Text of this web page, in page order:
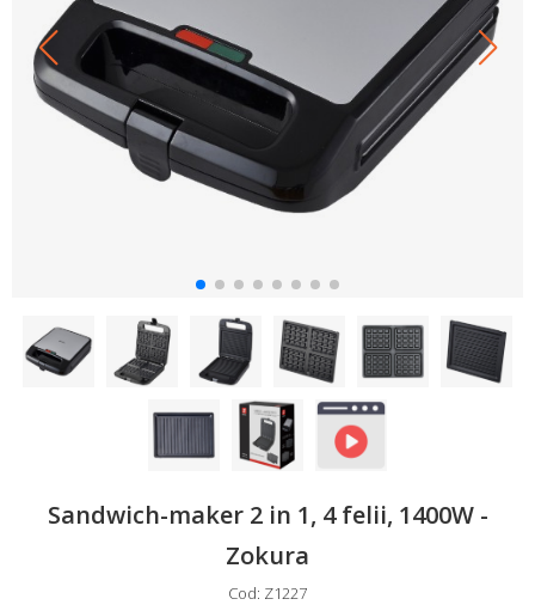
Sandwich-maker 2 in 1, 4 felii, 1400W -
Zokura
Cod: Z1227